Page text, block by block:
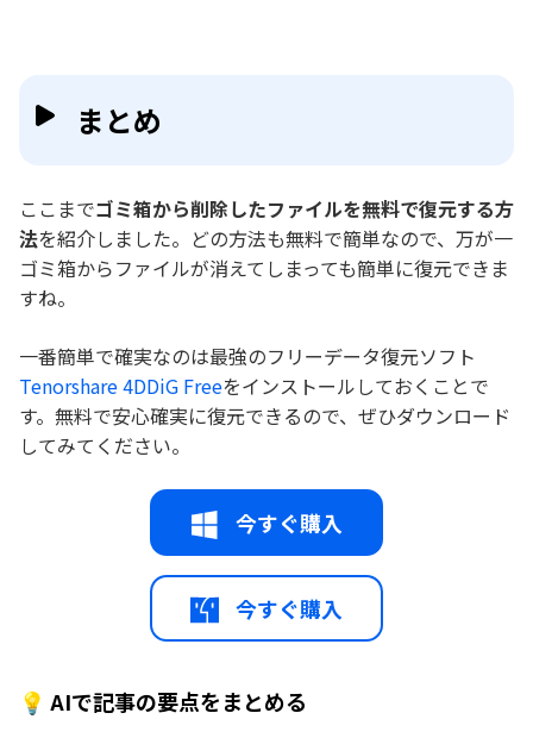
まとめ
ここまでゴミ箱から削除したファイルを無料で復元する方
法を紹介しました。どの方法も無料で簡単なので、万が一
ゴミ箱からファイルが消えてしまっても簡単に復元できま
すね。
一番簡単で確実なのは最強のフリーデータ復元ソフト
Tenorshare 4DDiG Freeをインストールしておくことで
す。無料で安心確実に復元できるので、ぜひダウンロード
してみてください。
今すぐ購入
今すぐ購入
💡 AIで記事の要点をまとめる